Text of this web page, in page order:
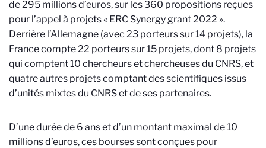
de 295 millions d’euros, sur les 360 propositions reçues
pour l’appel à projets « ERC Synergy grant 2022 ».
Derrière l’Allemagne (avec 23 porteurs sur 14 projets), la
France compte 22 porteurs sur 15 projets, dont 8 projets
qui comptent 10 chercheurs et chercheuses du CNRS, et
quatre autres projets comptant des scientifiques issus
d’unités mixtes du CNRS et de ses partenaires.
D’une durée de 6 ans et d’un montant maximal de 10
millions d’euros, ces bourses sont conçues pour